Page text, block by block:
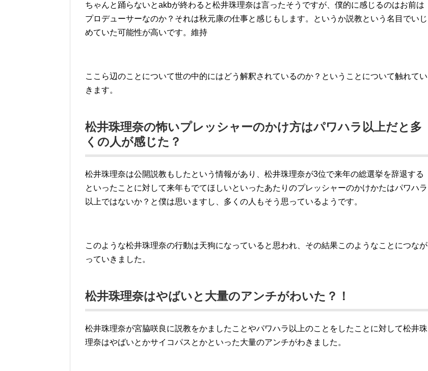
ちゃんと踊らないとakbが終わると松井珠理奈は言ったそうですが、僕的に感じるのはお前は
プロデューサーなのか？それは秋元康の仕事と感じもします。というか説教という名目でいじ
めていた可能性が高いです。維持
ここら辺のことについて世の中的にはどう解釈されているのか？ということについて触れてい
きます。
松井珠理奈の怖いプレッシャーのかけ方はパワハラ以上だと多
くの人が感じた？
松井珠理奈は公開説教もしたという情報があり、松井珠理奈が3位で来年の総選挙を辞退する
といったことに対して来年もでてほしいといったあたりのプレッシャーのかけかたはパワハラ
以上ではないか？と僕は思いますし、多くの人もそう思っているようです。
このような松井珠理奈の行動は天狗になっていると思われ、その結果このようなことにつなが
っていきました。
松井珠理奈はやばいと大量のアンチがわいた？！
松井珠理奈が宮脇咲良に説教をかましたことやパワハラ以上のことをしたことに対して松井珠
理奈はやばいとかサイコパスとかといった大量のアンチがわきました。